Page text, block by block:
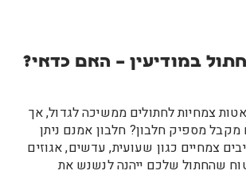
במודיעין – האם כדאי?
צמחיות לחתולים ממשיכה לגדול, אך
מספיק חלבון? חלבון אמנם ניתן
צמחיים כגון שעועית, עדשים, אגוזים
שהחתול שלכם ייהנה לנשנש את